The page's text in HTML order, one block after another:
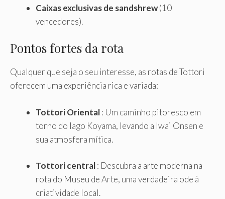
Caixas exclusivas de sandshrew(10
vencedores).
Pontos fortes da rota
Qualquer que seja o seu interesse, as rotas de Tottori
oferecem uma experiência rica e variada:
Tottori Oriental: Um caminho pitoresco em
torno do lago Koyama, levando a Iwai Onsen e
sua atmosfera mítica.
Tottori central: Descubra a arte moderna na
rota do Museu de Arte, uma verdadeira ode à
criatividade local.